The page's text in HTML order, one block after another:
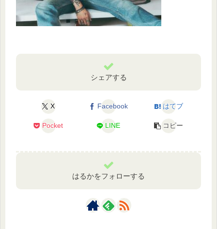
シェアする
X Facebook はてブ
Pocket LINE コピー
はるかをフォローする